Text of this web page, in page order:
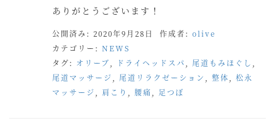
ありがとうございます！
公開済み: 2020年9月28日 作成者: olive
カテゴリー: NEWS
タグ: オリーブ ドライヘッドスパ 尾道もみほぐし
尾道マッサージ
尾道リラクゼーション 整体
松永
マッサージ
肩こり 腰痛 足つぼ